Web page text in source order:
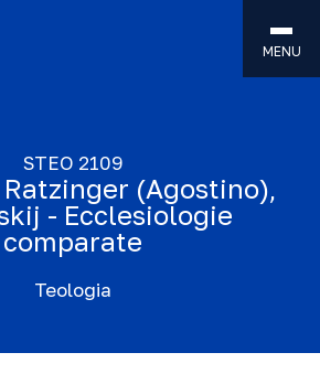
MENU
STEO 2109
(Agostino),
- Ecclesiologie
comparate
Teologia